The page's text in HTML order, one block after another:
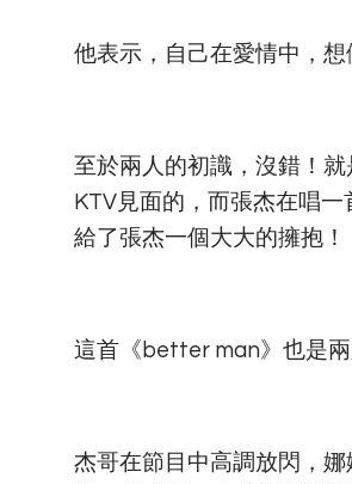
他表示，自己在愛情中，
至於兩人的初識，沒錯！
KTV見面的，而張杰在唱
給了張杰一個大大的擁抱！
這首《better man》也是兩
杰哥在節目中高調放閃，